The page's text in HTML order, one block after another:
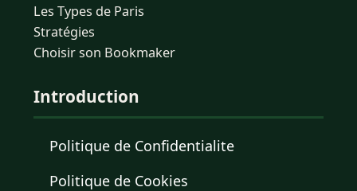
Les Types de Paris
Stratégies
Choisir son Bookmaker
Introduction
Politique de Confidentialite
Politique de Cookies